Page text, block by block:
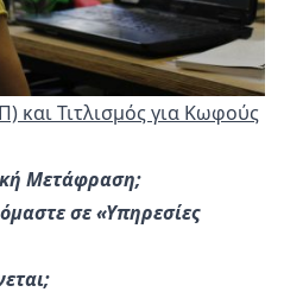
και Τιτλισμός για Κωφούς
Μετάφραση;
σε «Υπηρεσίες